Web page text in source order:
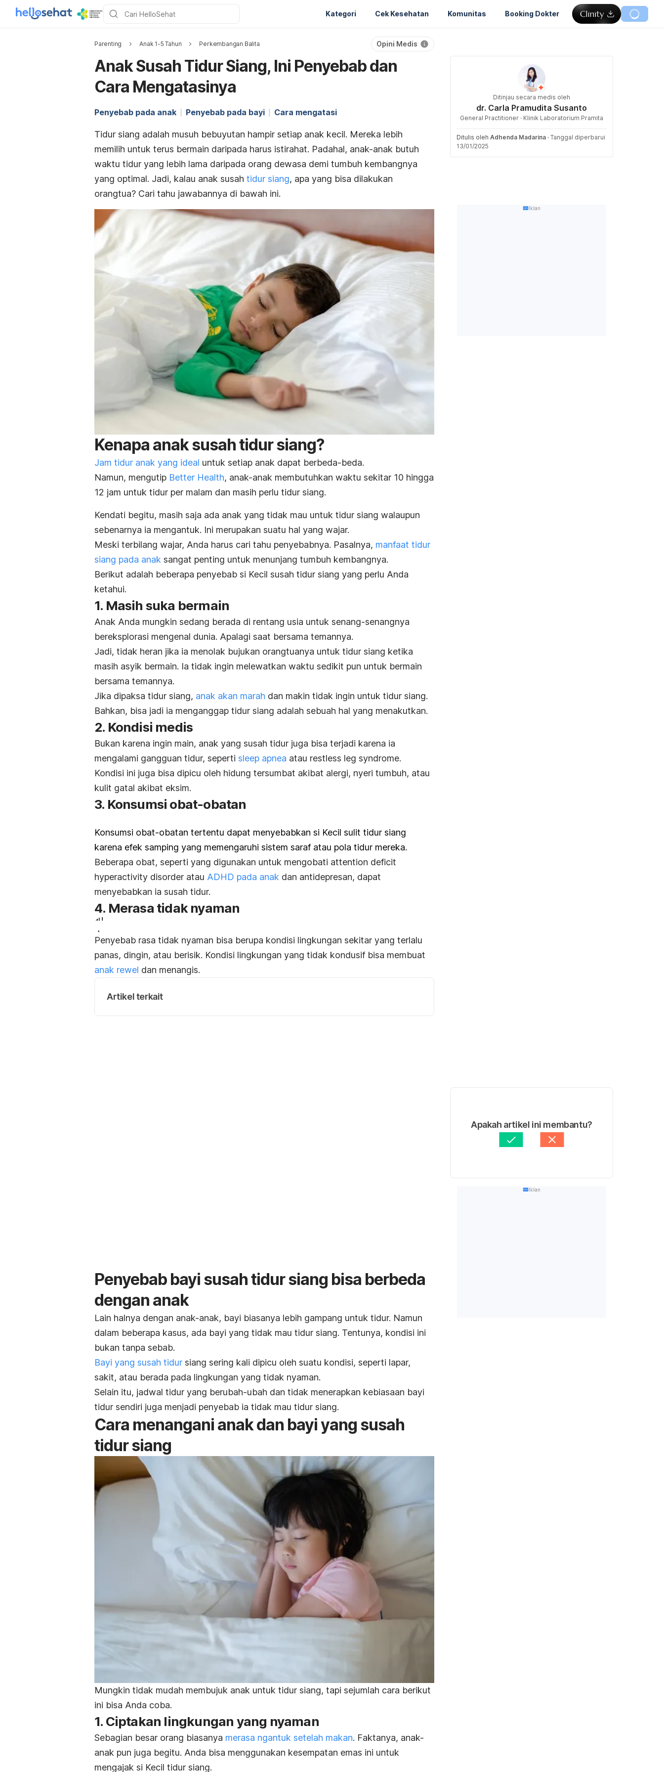
Kategori Cek Kesehatan Komunitas Booking Dokter
Parenting Anak 1-5 Tahun Perkembangan Balita Opini Medis
Anak Susah Tidur Siang, Ini Penyebab dan
Cara Mengatasinya
Penyebab pada anak Penyebab pada bayi Cara mengatasi
Tidur siang adalah musuh bebuyutan hampir setiap anak kecil. Mereka lebih
memilih untuk terus bermain daripada harus istirahat. Padahal, anak-anak butuh
waktu tidur yang lebih lama daripada orang dewasa demi tumbuh kembangnya
yang optimal. Jadi, kalau anak susah tidur siang, apa yang bisa dilakukan
orangtua? Cari tahu jawabannya di bawah ini.
Kenapa anak susah tidur siang?
Jam tidur anak yang ideal untuk setiap anak dapat berbeda-beda.
Namun, mengutip Better Health, anak-anak membutuhkan waktu sekitar 10 hingga
12 jam untuk tidur per malam dan masih perlu tidur siang.
Kendati begitu, masih saja ada anak yang tidak mau untuk tidur siang walaupun
sebenarnya ia mengantuk. Ini merupakan suatu hal yang wajar.
Meski terbilang wajar, Anda harus cari tahu penyebabnya. Pasalnya, manfaat tidur
siang pada anak sangat penting untuk menunjang tumbuh kembangnya.
Berikut adalah beberapa penyebab si Kecil susah tidur siang yang perlu Anda
ketahui.
1. Masih suka bermain
Anak Anda mungkin sedang berada di rentang usia untuk senang-senangnya
bereksplorasi mengenal dunia. Apalagi saat bersama temannya.
Jadi, tidak heran jika ia menolak bujukan orangtuanya untuk tidur siang ketika
masih asyik bermain. Ia tidak ingin melewatkan waktu sedikit pun untuk bermain
bersama temannya.
Jika dipaksa tidur siang, anak akan marah dan makin tidak ingin untuk tidur siang.
Bahkan, bisa jadi ia menganggap tidur siang adalah sebuah hal yang menakutkan.
2. Kondisi medis
Bukan karena ingin main, anak yang susah tidur juga bisa terjadi karena ia
mengalami gangguan tidur, seperti sleep apnea atau restless leg syndrome.
Kondisi ini juga bisa dipicu oleh hidung tersumbat akibat alergi, nyeri tumbuh, atau
kulit gatal akibat eksim.
3. Konsumsi obat-obatan
Konsumsi obat-obatan tertentu dapat menyebabkan si Kecil sulit tidur siang
karena efek samping yang memengaruhi sistem saraf atau pola tidur mereka.
Beberapa obat, seperti yang digunakan untuk mengobati attention deficit
hyperactivity disorder atau ADHD pada anak dan antidepresan, dapat
menyebabkan ia susah tidur.
4. Merasa tidak nyaman
Rasa
tidak
nyaman
bisa
menjadi
salah
satu
penyebab
umum
anak sulit
Penyebab rasa tidak nyaman bisa berupa kondisi lingkungan sekitar yang terlalu
panas, dingin, atau berisik. Kondisi lingkungan yang tidak kondusif bisa membuat
anak rewel dan menangis.
Artikel terkait
Penyebab bayi susah tidur siang bisa berbeda
dengan anak
Lain halnya dengan anak-anak, bayi biasanya lebih gampang untuk tidur. Namun
dalam beberapa kasus, ada bayi yang tidak mau tidur siang. Tentunya, kondisi ini
bukan tanpa sebab.
Bayi yang susah tidur siang sering kali dipicu oleh suatu kondisi, seperti lapar,
sakit, atau berada pada lingkungan yang tidak nyaman.
Selain itu, jadwal tidur yang berubah-ubah dan tidak menerapkan kebiasaan bayi
tidur sendiri juga menjadi penyebab ia tidak mau tidur siang.
Cara menangani anak dan bayi yang susah
tidur siang
Mungkin tidak mudah membujuk anak untuk tidur siang, tapi sejumlah cara berikut
ini bisa Anda coba.
1. Ciptakan lingkungan yang nyaman
Sebagian besar orang biasanya merasa ngantuk setelah makan. Faktanya, anak-
anak pun juga begitu. Anda bisa menggunakan kesempatan emas ini untuk
mengajak si Kecil tidur siang.
Ditinjau secara medis oleh
dr. Carla Pramudita Susanto
General Practitioner · Klinik Laboratorium Pramita
Ditulis oleh Adhenda Madarina · Tanggal diperbarui
13/01/2025
Iklan
Apakah artikel ini membantu?
Iklan